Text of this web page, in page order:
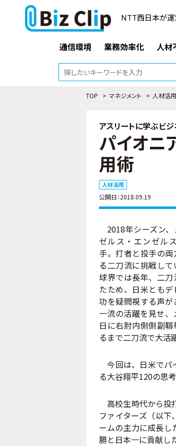
NTT西日本が運
通信環境 業務効率化 人材
TOP > マネジメント > 人材活用
アスリートに学ぶビ
パイオニ
用術
人材活用
公開日：2018.09.19
2018年シーズン
ゼルス・エンゼル
手。打者と投手の
る二刀流に挑戦し
球界では長年、二
たため、日米とも
功を疑問視する声
一流の活躍を見せ
日に右肘内側側副
るまで二刀流で大活
今回は、日米でパ
る大谷翔平120の思
高校生時代から投
ファイターズ（以
ームの主力に成長し
勝と日本一に貢献し